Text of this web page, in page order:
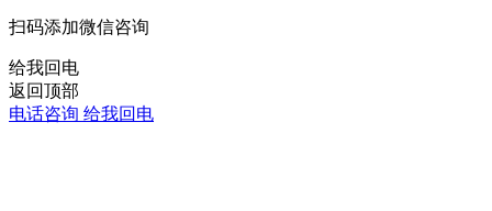
扫码添加微信咨询
给我回电
返回顶部
电话咨询 给我回电